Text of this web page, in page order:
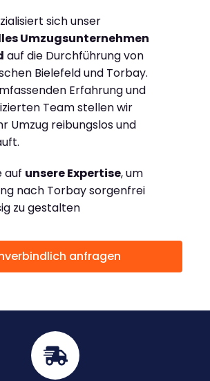
sich unser
Umzugsunternehmen
auf die Durchführung von
Bielefeld und Torbay.
Erfahrung und
Team stellen wir
Umzug reibungslos und
auf unsere Expertise, um
nach Torbay sorgenfrei
zu gestalten
anfragen